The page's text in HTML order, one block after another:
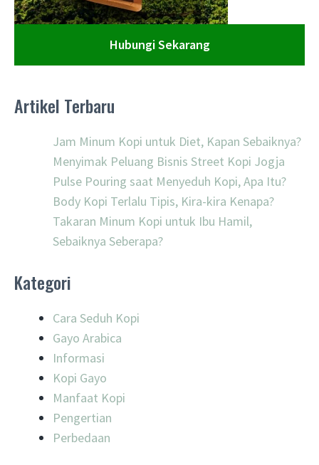
Hubungi Sekarang
Artikel Terbaru
Jam Minum Kopi untuk Diet, Kapan Sebaiknya?
Menyimak Peluang Bisnis Street Kopi Jogja
Pulse Pouring saat Menyeduh Kopi, Apa Itu?
Body Kopi Terlalu Tipis, Kira-kira Kenapa?
Takaran Minum Kopi untuk Ibu Hamil,
Sebaiknya Seberapa?
Kategori
Cara Seduh Kopi
Gayo Arabica
Informasi
Kopi Gayo
Manfaat Kopi
Pengertian
Perbedaan